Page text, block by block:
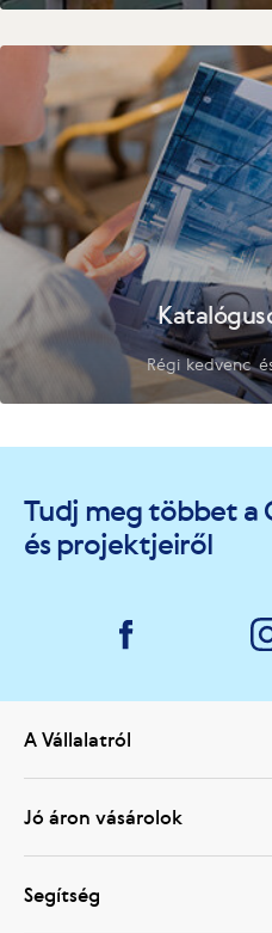
Régi kedvenc
Tudj meg többet a
és projektjeiről
A Vállalatról
Jó áron vásárolok
Segítség